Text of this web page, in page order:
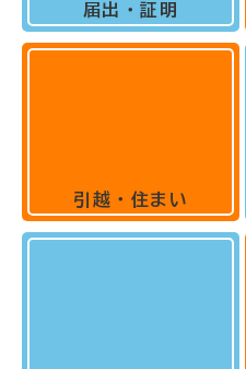
届出・証明
引越・住まい